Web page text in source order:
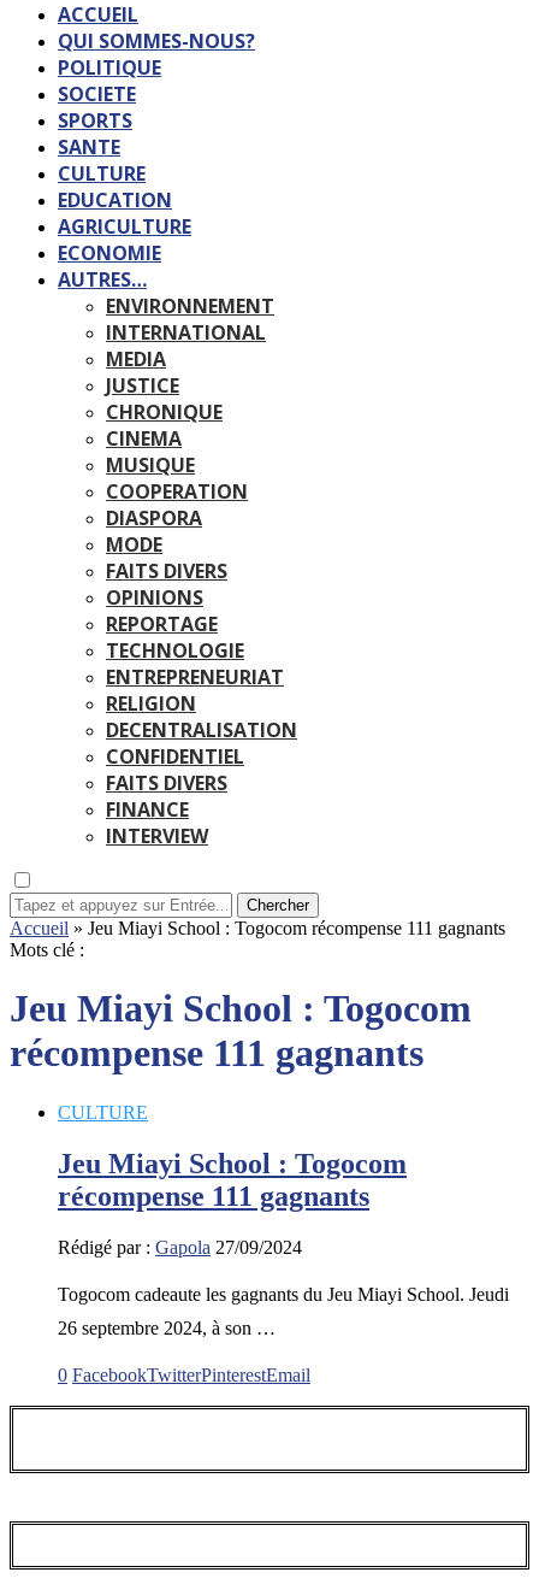
ACCUEIL
QUI SOMMES-NOUS?
POLITIQUE
SOCIETE
SPORTS
SANTE
CULTURE
EDUCATION
AGRICULTURE
ECONOMIE
AUTRES…
ENVIRONNEMENT
INTERNATIONAL
MEDIA
JUSTICE
CHRONIQUE
CINEMA
MUSIQUE
COOPERATION
DIASPORA
MODE
FAITS DIVERS
OPINIONS
REPORTAGE
TECHNOLOGIE
ENTREPRENEURIAT
RELIGION
DECENTRALISATION
CONFIDENTIEL
FAITS DIVERS
FINANCE
INTERVIEW
Chercher
Accueil » Jeu Miayi School : Togocom récompense 111 gagnants
Mots clé :
Jeu Miayi School : Togocom
récompense 111 gagnants
CULTURE
Jeu Miayi School : Togocom
récompense 111 gagnants
Rédigé par : Gapola 27/09/2024
Togocom cadeaute les gagnants du Jeu Miayi School. Jeudi
26 septembre 2024, à son …
0 FacebookTwitterPinterestEmail